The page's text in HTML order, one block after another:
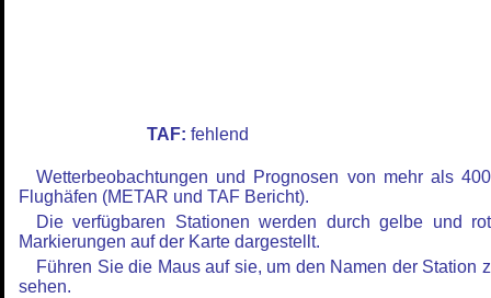
TAF: fehlend
Wetterbeobachtungen und Prognosen von mehr als
Flughäfen (METAR und TAF Bericht).
Die verfügbaren Stationen werden durch gelbe und
Markierungen auf der Karte dargestellt.
Führen Sie die Maus auf sie, um den Namen der Station
sehen.